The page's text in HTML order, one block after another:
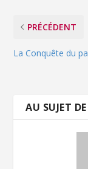
PRÉCÉDENT
La Conquête du
AU SUJET